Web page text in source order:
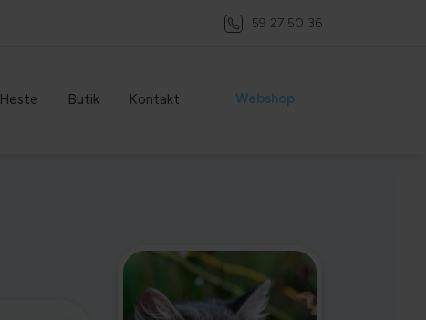
59 27 50 36
Heste Butik Kontakt Webshop